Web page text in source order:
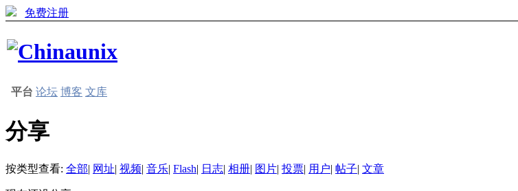
免费注册
平台 论坛 博客 文库
分享
按类型查看: 全部| 网址| 视频| 音乐| Flash| 日志| 相册| 图片| 投票| 用户| 帖子| 文章